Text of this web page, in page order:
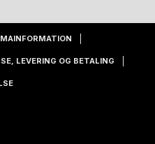
LEVERING OG BETALING